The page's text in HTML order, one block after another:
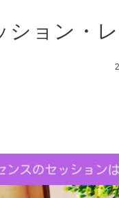
ション・